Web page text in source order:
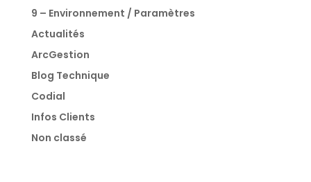
9 – Environnement / Paramètres
Actualités
ArcGestion
Blog Technique
Codial
Infos Clients
Non classé